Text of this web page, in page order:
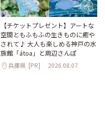
【チケットプレゼント】アートな
空間ともふもふの生きものに癒や
されて♪ 大人も楽しめる神戸の水
族館「átoa」と周辺さんぽ
兵庫県 [PR] 2026.08.07